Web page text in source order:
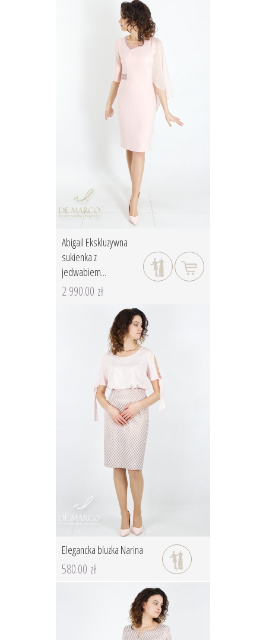
Abigail Ekskluzywna
sukienka z
jedwabiem...
2 990.00 zł
Elegancka bluzka Narina
580.00 zł